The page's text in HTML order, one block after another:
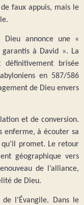
faux appuis, mais le
Dieu annonce une «
à David ». La
définitivement brisée
en 587/586
de Dieu envers
et de conversion.
enferme, à écouter sa
promet. Le retour
géographique vers
de l’alliance,
de Dieu.
l’Évangile. Dans le